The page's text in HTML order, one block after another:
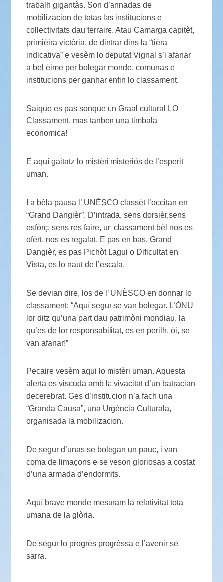
trabalh gigantàs. Son d’annadas de
mobilizacion de totas las institucions e
collectivitats dau terraire. Atau Camarga capitèt,
primièira victòria, de dintrar dins la “tièra
indicativa” e vesèm lo deputat Vignal s’i afanar
a bel èime per bolegar monde, comunas e
institucions per ganhar enfin lo classament.
Saique es pas sonque un Graal cultural LO
Classament, mas tanben una timbala
economica!
E aquí gaitatz lo mistèri misteriós de l’esperit
uman.
I a bèla pausa l’ UNÈSCO classèt l’occitan en
“Grand Dangièr”. D’intrada, sens dorsièr,sens
esfòrç, sens res faire, un classament bèl nos es
ofèrt, nos es regalat. E pas en bas. Grand
Dangièr, es pas Pichòt Lagui o Dificultat en
Vista, es lo naut de l’escala.
Se devian dire, los de l’ UNÈSCO en donnar lo
classament: “Aquí segur se van bolegar. L’ÒNU
lor ditz qu’una part dau patrimòni mondiau, la
qu’es de lor responsabilitat, es en perilh, òi, se
van afanar!”
Pecaire vesèm aqui lo mistèri uman. Aquesta
alerta es viscuda amb la vivacitat d’un batracian
decerebrat. Ges d’institucion n’a fach una
“Granda Causa”, una Urgéncia Culturala,
organisada la mobilizacion.
De segur d’unas se bolegan un pauc, i van
coma de limaçons e se veson gloriosas a costat
d’una armada d’endormits.
Aquí brave monde mesuram la relativitat tota
umana de la glòria.
De segur lo progrès progrèssa e l’avenir se
sarra.